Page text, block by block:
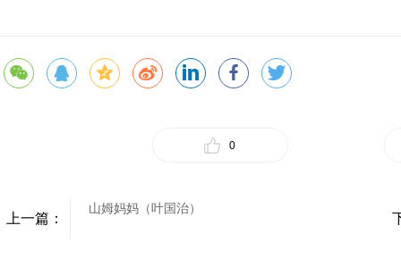
0
上一篇：
山姆妈妈（叶国治）